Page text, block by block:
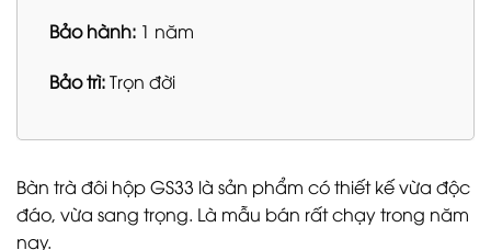
Bảo hành: 1 năm
Bảo trì:Trọn đời
Bàn trà đôi hộp GS33 là sản phẩm có thiết kế vừa độc
đáo, vừa sang trọng. Là mẫu bán rất chạy trong năm
nay.